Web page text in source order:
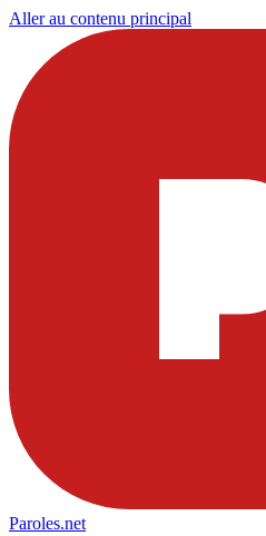
Aller au contenu principal
Paroles.net